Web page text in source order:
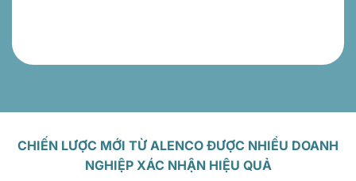
CHIẾN LƯỢC MỚI TỪ ALENCO ĐƯỢC NHIỀU DOANH
NGHIỆP XÁC NHẬN HIỆU QUẢ